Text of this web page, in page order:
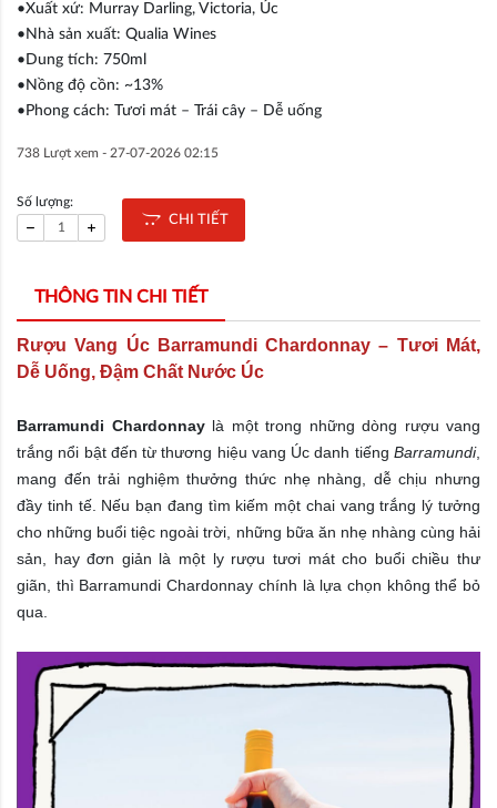
•Xuất xứ: Murray Darling, Victoria, Úc
•Nhà sản xuất: Qualia Wines
•Dung tích: 750ml
•Nồng độ cồn: ~13%
•Phong cách: Tươi mát – Trái cây – Dễ uống
738 Lượt xem - 27-07-2026 02:15
Số lượng:
CHI TIẾT
THÔNG TIN CHI TIẾT
Rượu Vang Úc Barramundi Chardonnay – Tươi Mát,
Dễ Uống, Đậm Chất Nước Úc
Barramundi Chardonnaylà một trong những dòng rượu vang
trắng nổi bật đến từ thương hiệu vang Úc danh tiếng Barramundi,
mang đến trải nghiệm thưởng thức nhẹ nhàng, dễ chịu nhưng
đầy tinh tế. Nếu bạn đang tìm kiếm một chai vang trắng lý tưởng
cho những buổi tiệc ngoài trời, những bữa ăn nhẹ nhàng cùng hải
sản, hay đơn giản là một ly rượu tươi mát cho buổi chiều thư
giãn, thì Barramundi Chardonnay chính là lựa chọn không thể bỏ
qua.